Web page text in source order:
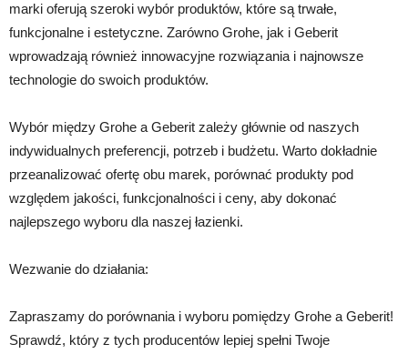
marki oferują szeroki wybór produktów, które są trwałe,
funkcjonalne i estetyczne. Zarówno Grohe, jak i Geberit
wprowadzają również innowacyjne rozwiązania i najnowsze
technologie do swoich produktów.
Wybór między Grohe a Geberit zależy głównie od naszych
indywidualnych preferencji, potrzeb i budżetu. Warto dokładnie
przeanalizować ofertę obu marek, porównać produkty pod
względem jakości, funkcjonalności i ceny, aby dokonać
najlepszego wyboru dla naszej łazienki.
Wezwanie do działania:
Zapraszamy do porównania i wyboru pomiędzy Grohe a Geberit!
Sprawdź, który z tych producentów lepiej spełni Twoje